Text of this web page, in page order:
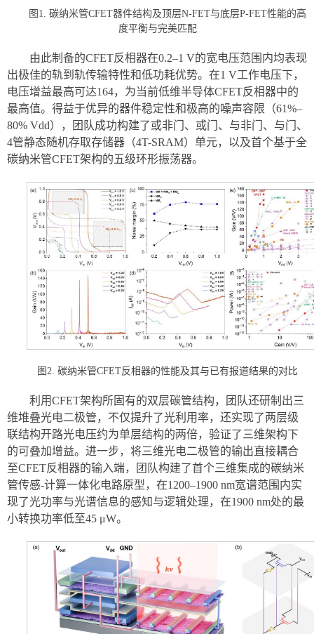
图1. 碳纳米管CFET器件结构及顶层N-FET与底层P-FET性能的高
度平衡与完美匹配
由此制备的CFET反相器在0.2–1 V的宽电压范围内均表现
出极佳的轨到轨传输特性和低功耗优势。在1 V工作电压下，
电压增益最高可达164，为当前低维半导体CFET反相器中的
最高值。得益于优异的器件稳定性和极高的噪声容限（61%–
80% Vdd），团队成功构建了或非门、或门、与非门、与门、
4管静态随机存取存储器（4T-SRAM）单元，以及首个基于全
碳纳米管CFET架构的五级环形振荡器。
图2. 碳纳米管CFET反相器的性能及其与已有报道结果的对比
利用CFET架构所固有的双层碳管结构，团队还研制出三
维堆叠光电二极管，不仅提升了光利用率，还实现了两层级
联结构开路光电压约为单层结构的两倍，验证了三维架构下
的可叠加增益。进一步，将三维光电二极管的输出直接耦合
至CFET反相器的输入端，团队构建了首个三维集成的碳纳米
管传感-计算一体化电路原型，在1200–1900 nm宽谱范围内实
现了光功率与光谱信息的感知与逻辑处理，在1900 nm处的最
小转换功率低至45 μW。